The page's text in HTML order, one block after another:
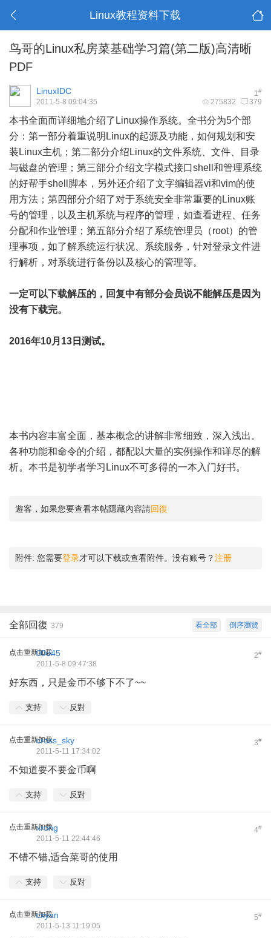
Linux教程资料下载
鸟哥的Linux私房菜基础学习篇(第二版)高清晰
PDF
1#
LinuxIDC
275832 379
2011-5-8 09:04:35
本书全面而详细地介绍了Linux操作系统。全书分为5个部
分：第一部分着重说明Linux的起源及功能，如何规划和安
装Linux主机；第二部分介绍Linux的文件系统、文件、目录
与磁盘的管理；第三部分介绍文字模式接口shell和管理系统
的好帮手shell脚本，另外还介绍了文字编辑器vi和vim的使
用方法；第四部分介绍了对于系统安全非常重要的Linux账
号的管理，以及主机系统与程序的管理，如查看进程、任务
分配和作业管理；第五部分介绍了系统管理员（root）的管
理事项，如了解系统运行状况、系统服务，针对登录文件进
行解析，对系统进行备份以及核心的管理等。
一定可以下载解压的，回复中有部分会员说不能解压是因为
没有下载完。
2016年10月13日测试。
本书内容丰富全面，基本概念的讲解非常细致，深入浅出。
各种功能和命令的介绍，都配以大量的实例操作和详尽的解
析。本书是初学者学习Linux不可多得的一本入门好书。
遊客，如果您要查看本帖隱藏內容請回復
附件: 您需要登录才可以下载或查看附件。没有账号？注册
倒序瀏覽
看全部
全部回復 379
点击重新加载 2#
00d45
2011-5-8 09:47:38
好东西，只是金币不够下不了~~
支持 反對
点击重新加载 3#
cross_sky
2011-5-11 17:34:02
不知道要不要金币啊
支持 反對
点击重新加载 4#
xrong
2011-5-11 22:44:46
不错不错,适合菜哥的使用
支持 反對
点击重新加载 5#
cxyan
2011-5-13 11:19:05